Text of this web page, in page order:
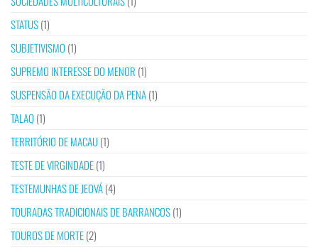
STATUS(1)
SUBJETIVISMO (1)
SUPREMO INTERESSE DO MENOR (1)
SUSPENSÃO DA EXECUÇÃO DA PENA(1)
TALAQ(1)
TERRITÓRIO DE MACAU(1)
TESTE DE VIRGINDADE(1)
TESTEMUNHAS DE JEOVÁ(4)
TOURADAS TRADICIONAIS DE BARRANCOS(1)
TOUROS DE MORTE(2)